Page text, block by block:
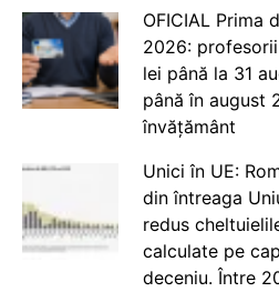
OFICIAL Prima
2026:
lei până la 31
până în august
învățământ
Unici în UE:
din întreaga
redus
calculate pe
deceniu. Între